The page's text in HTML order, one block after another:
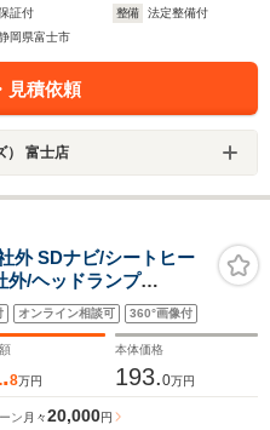
証付 整備
法定整備付
岡県富士市
見積依頼
） 富士店
SDナビ/シートヒー
外/ヘッドランプ
横滑り防止装置/バ
オンライン相談可 360°画像付
8万円
本体価格
193.0万円
ン 月々20,000円